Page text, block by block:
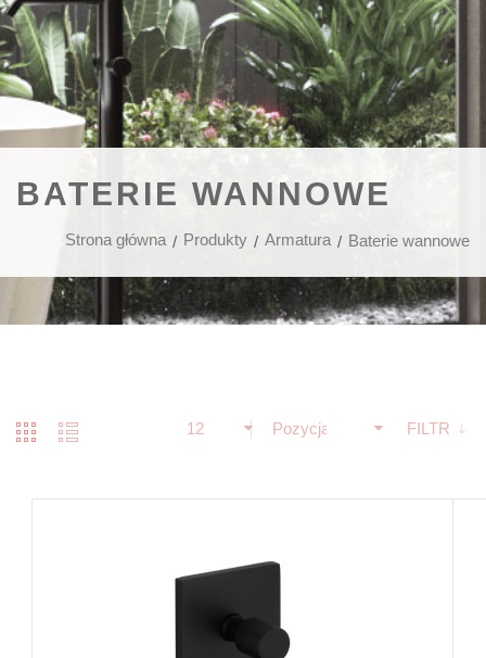
BATERIE WANNOWE
Strona główna Produkty Armatura Baterie wannowe
Pozycja FILTR
12